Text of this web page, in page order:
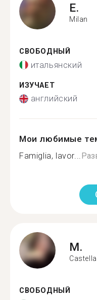
E.
Milan
СВОБОДНЫЙ
итальянский
ИЗУЧАЕТ
английский
Мои любимые
Famiglia, lavor...
M.
СВОБОДНЫЙ